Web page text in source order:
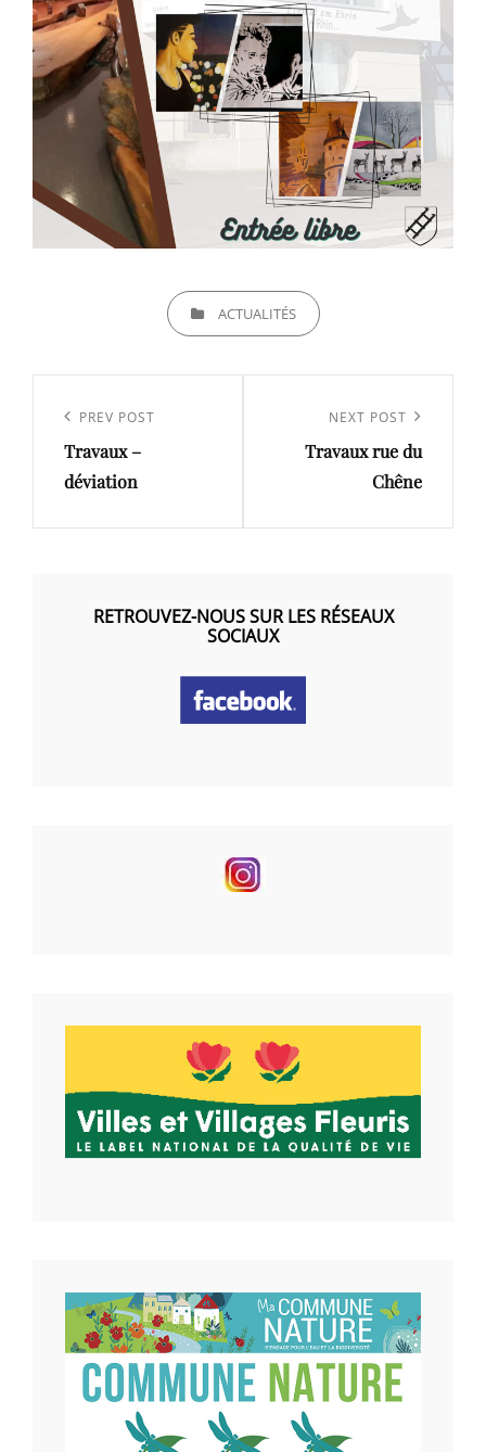
CATEGORIESACTUALITÉS
l’article
Previous
Post
PREV POST
Travaux –
déviation
Post
NEXT POST
Travaux rue du
Chêne
RETROUVEZ-NOUS SUR LES RÉSEAUX
SOCIAUX